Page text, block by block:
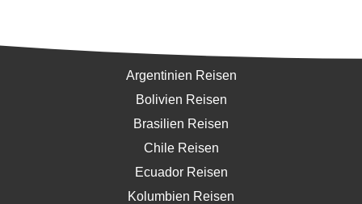
Argentinien Reisen
Bolivien Reisen
Brasilien Reisen
Chile Reisen
Ecuador Reisen
Kolumbien Reisen